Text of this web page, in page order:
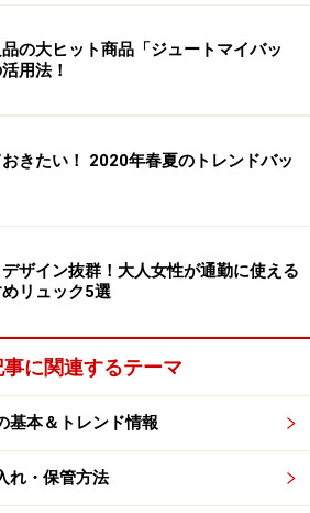
の大ヒット商品「ジュートマイバッ
用法！
きたい！ 2020年春夏のトレンドバッ
ザイン抜群！大人女性が通勤に使える
リュック5選
事に関連するテーマ
基本＆トレンド情報
れ・保管方法